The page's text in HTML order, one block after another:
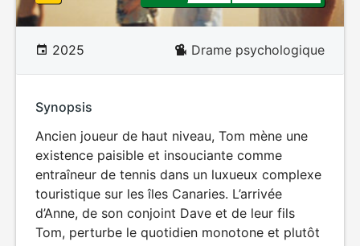
2025 Drame psychologique
Synopsis
Ancien joueur de haut niveau, Tom mène une
existence paisible et insouciante comme
entraîneur de tennis dans un luxueux complexe
touristique sur les îles Canaries. L’arrivée
d’Anne, de son conjoint Dave et de leur fils
Tom, perturbe le quotidien monotone et plutôt